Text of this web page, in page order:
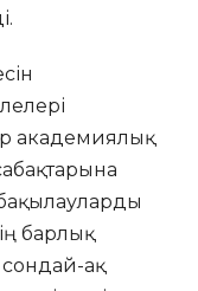
академиялық
барлық
сондай-ақ